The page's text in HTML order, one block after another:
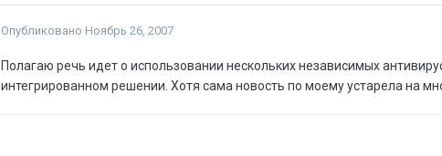
Опубликовано Ноябрь 26, 2007
Полагаю речь идет о использовании нескольких независимых
интегрированном решении. Хотя сама новость по моему устарела на